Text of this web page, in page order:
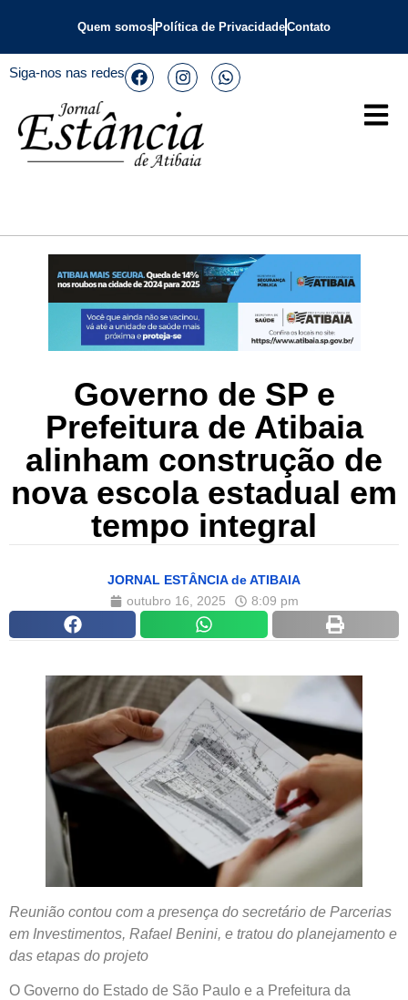
Quem somos Política de PrivacidadeContato
Siga-nos nas redes
Governo de SP e
Prefeitura de Atibaia
alinham construção de
nova escola estadual em
tempo integral
JORNAL ESTÂNCIA de ATIBAIA
outubro 16, 2025
8:09 pm
Reunião contou com a presença do secretário de Parcerias
em Investimentos, Rafael Benini, e tratou do planejamento e
das etapas do projeto
O Governo do Estado de São Paulo e a Prefeitura da